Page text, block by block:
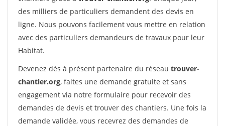
des milliers de particuliers demandent des devis en
ligne. Nous pouvons facilement vous mettre en relation
avec des particuliers demandeurs de travaux pour leur
Habitat.
Devenez dès à présent partenaire du réseau trouver-
chantier.org, faites une demande gratuite et sans
engagement via notre formulaire pour recevoir des
demandes de devis et trouver des chantiers. Une fois la
demande validée, vous recevrez des demandes de